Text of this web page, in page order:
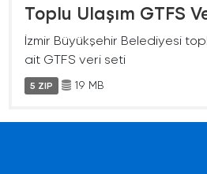
Toplu Ulaşım GTFS
İzmir Büyükşehir Belediyesi
ait GTFS veri seti
5 ZIP 19 MB